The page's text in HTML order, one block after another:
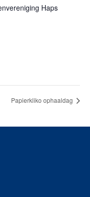
Haps
Papierkliko ophaaldag